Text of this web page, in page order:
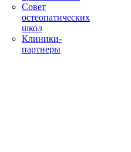
Совет
остеопатических
школ
Клиники-
партнеры